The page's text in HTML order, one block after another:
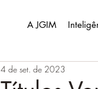
A JGIM
4 de set. de 2023